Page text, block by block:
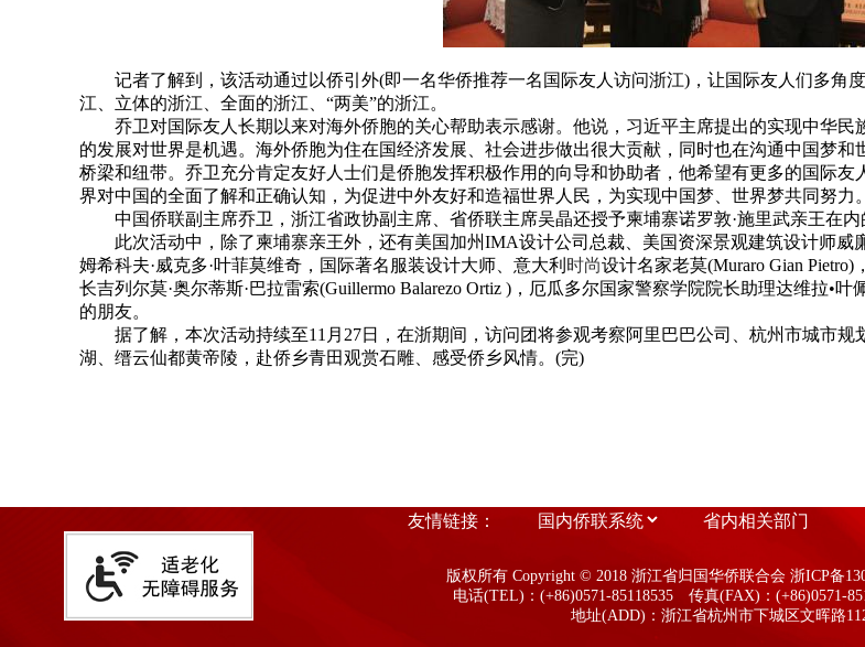
记者了解到，该活动通过以侨引外(即一名华侨推荐一名国际友人访问浙江)，让国际友人们多角
江、立体的浙江、全面的浙江、“两美”的浙江。
乔卫对国际友人长期以来对海外侨胞的关心帮助表示感谢。他说，习近平主席提出的实现中华民
的发展对世界是机遇。海外侨胞为住在国经济发展、社会进步做出很大贡献，同时也在沟通中国梦
桥梁和纽带。乔卫充分肯定友好人士们是侨胞发挥积极作用的向导和协助者，他希望有更多的国际
界对中国的全面了解和正确认知，为促进中外友好和造福世界人民，为实现中国梦、世界梦共同努力。
中国侨联副主席乔卫，浙江省政协副主席、省侨联主席吴晶还授予柬埔寨诺罗敦·施里武亲王在内
此次活动中，除了柬埔寨亲王外，还有美国加州IMA设计公司总裁、美国资深景观建筑设计师威廉
姆希科夫·威克多·叶菲莫维奇，国际著名服装设计大师、意大利 时尚设计名家老莫(Muraro Gian
长吉列尔莫·奥尔蒂斯·巴拉雷索(Guillermo Balarezo Ortiz )，厄瓜多尔国家警察学院院长助理达维拉•叶
的朋友。
据了解，本次活动持续至11月27日，在浙期间，访问团将参观考察阿里巴巴公司、杭州市城市规
湖、缙云仙都黄帝陵，赴侨乡青田观赏石雕、感受侨乡风情。(完)
友情链接：
版权所有 Copyright © 2018 浙江省归国华侨联合会 浙ICP备
电话(TEL)：(+86)0571-85118535 传真(FAX)：(+86)0571-
地址(ADD)：浙江省杭州市下城区文晖路